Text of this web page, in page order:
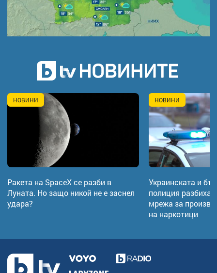
НОВИНИ
Ракета на SpaceX се разби в
Луната. Но защо никой не е заснел
удара?
НОВИНИ
Украинската и
полиция разбиха
мрежа за
на наркотици